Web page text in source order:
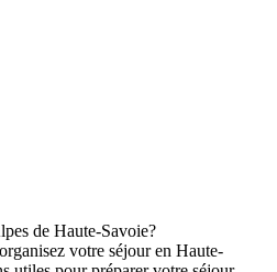
de Haute-Savoie?
votre séjour en Haute-